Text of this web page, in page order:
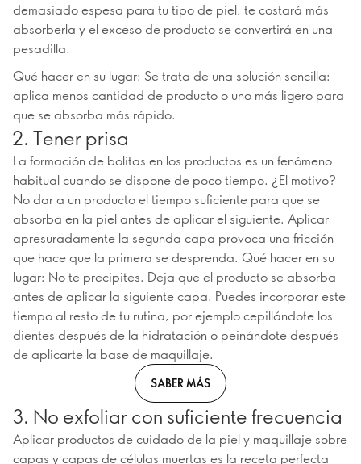
demasiado espesa para tu tipo de piel, te costará más
absorberla y el exceso de producto se convertirá en una
pesadilla.
Qué hacer en su lugar: Se trata de una solución sencilla:
aplica menos cantidad de producto o uno más ligero para
que se absorba más rápido.
2. Tener prisa
La formación de bolitas en los productos es un fenómeno
habitual cuando se dispone de poco tiempo. ¿El motivo?
No dar a un producto el tiempo suficiente para que se
absorba en la piel antes de aplicar el siguiente. Aplicar
apresuradamente la segunda capa provoca una fricción
que hace que la primera se desprenda. Qué hacer en su
lugar: No te precipites. Deja que el producto se absorba
antes de aplicar la siguiente capa. Puedes incorporar este
tiempo al resto de tu rutina, por ejemplo cepillándote los
dientes después de la hidratación o peinándote después
de aplicarte la base de maquillaje.
SABER MÁS
3. No exfoliar con suficiente frecuencia
Aplicar productos de cuidado de la piel y maquillaje sobre
capas y capas de células muertas es la receta perfecta